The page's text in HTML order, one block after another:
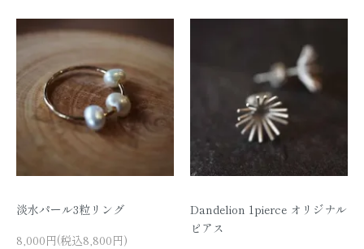
淡水パール3粒リング
8,000円(税込8,800円)
Dandelion 1pierce オリジナル
ピアス